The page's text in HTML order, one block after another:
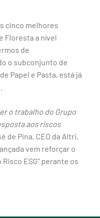
cinco melhores
Floresta a nível
de
o subconjunto de
Papel e Pasta, está já
o trabalho do Grupo
aos riscos
de Pina, CEO da Altri,
vem reforçar o
ESG” perante os